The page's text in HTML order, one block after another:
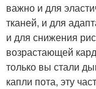
важно и для
тканей, и для
и для снижения
возрастающей
только вы стали
капли пота, эту